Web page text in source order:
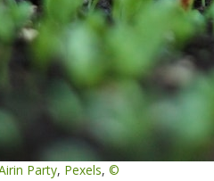
Party, Pexels,©